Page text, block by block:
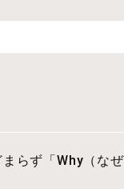
らず「Why（な